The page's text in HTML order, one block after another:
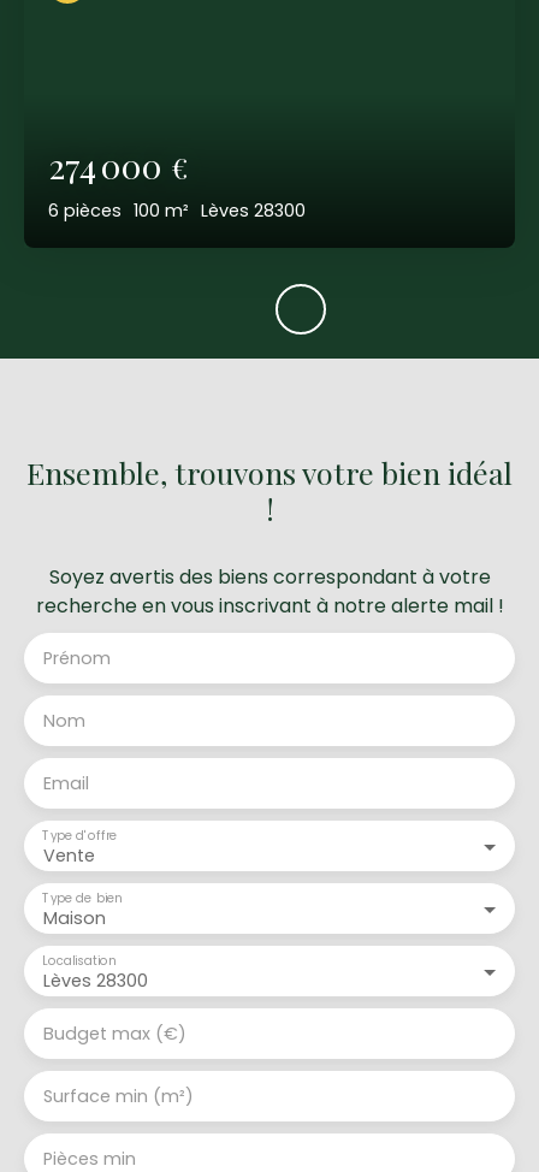
274 000 €
6 pièces 100 m² Lèves 28300
Ensemble, trouvons votre bien idéal
!
Soyez avertis des biens correspondant à votre
recherche en vous inscrivant à notre alerte mail !
Prénom
Nom
Email
Vente
Type d'offre
Maison
Type de bien
Lèves 28300
Localisation
Budget max (€)
Surface min (m²)
Pièces min